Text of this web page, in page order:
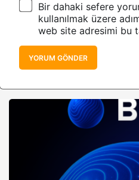
Bir dahaki sefere
kullanılmak üzere
web site adresimi bu
YORUM GÖNDER